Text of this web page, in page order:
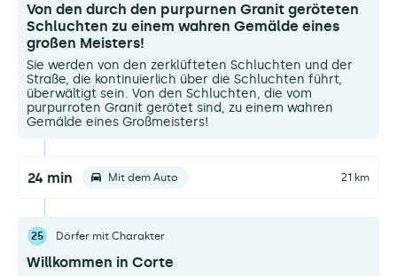
Von den durch den purpurnen Granit geröteten
Schluchten zu einem wahren Gemälde eines
großen Meisters!
Sie werden von den zerklüfteten Schluchten und der
Straße, die kontinuierlich über die Schluchten führt,
überwältigt sein. Von den Schluchten, die vom
purpurroten Granit gerötet sind, zu einem wahren
Gemälde eines Großmeisters!
24 min Mit dem Auto 21 km
25 Dörfer mit Charakter
Willkommen in Corte